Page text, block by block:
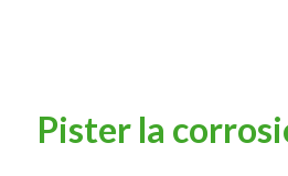
Pister la